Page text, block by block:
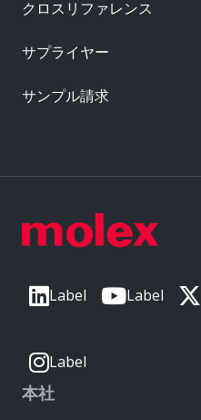
Label Label
Label
本社
クロスリファレンス
サプライヤー
サンプル請求